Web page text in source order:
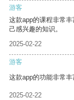
游客
这款app的课程非常
己感兴趣的知识。
2025-02-22
游客
这款app的功能非常丰
2025-02-22